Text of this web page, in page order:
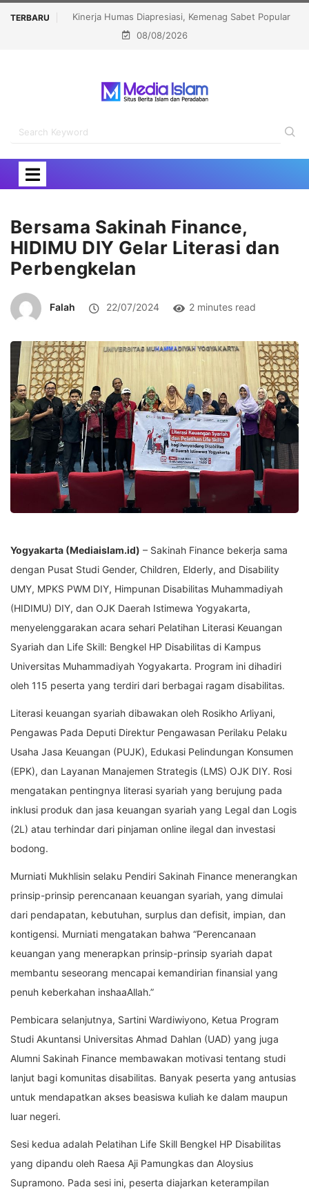
TERBARU
Popular
Menhaj: IKLHI 2026 Bukti Layanan Haji Kian Berkualitas
08/08/2026
Bersama Sakinah Finance,
HIDIMU DIY Gelar Literasi dan
Perbengkelan
Falah 22/07/2024 2 minutes read
Yogyakarta (Mediaislam.id) – Sakinah Finance bekerja sama
dengan Pusat Studi Gender, Children, Elderly, and Disability
UMY, MPKS PWM DIY, Himpunan Disabilitas Muhammadiyah
(HIDIMU) DIY, dan OJK Daerah Istimewa Yogyakarta,
menyelenggarakan acara sehari Pelatihan Literasi Keuangan
Syariah dan Life Skill: Bengkel HP Disabilitas di Kampus
Universitas Muhammadiyah Yogyakarta. Program ini dihadiri
oleh 115 peserta yang terdiri dari berbagai ragam disabilitas.
Literasi keuangan syariah dibawakan oleh Rosikho Arliyani,
Pengawas Pada Deputi Direktur Pengawasan Perilaku Pelaku
Usaha Jasa Keuangan (PUJK), Edukasi Pelindungan Konsumen
(EPK), dan Layanan Manajemen Strategis (LMS) OJK DIY. Rosi
mengatakan pentingnya literasi syariah yang berujung pada
inklusi produk dan jasa keuangan syariah yang Legal dan Logis
(2L) atau terhindar dari pinjaman online ilegal dan investasi
bodong.
Murniati Mukhlisin selaku Pendiri Sakinah Finance menerangkan
prinsip-prinsip perencanaan keuangan syariah, yang dimulai
dari pendapatan, kebutuhan, surplus dan defisit, impian, dan
kontigensi. Murniati mengatakan bahwa “Perencanaan
keuangan yang menerapkan prinsip-prinsip syariah dapat
membantu seseorang mencapai kemandirian finansial yang
penuh keberkahan inshaaAllah.”
Pembicara selanjutnya, Sartini Wardiwiyono, Ketua Program
Studi Akuntansi Universitas Ahmad Dahlan (UAD) yang juga
Alumni Sakinah Finance membawakan motivasi tentang studi
lanjut bagi komunitas disabilitas. Banyak peserta yang antusias
untuk mendapatkan akses beasiswa kuliah ke dalam maupun
luar negeri.
Sesi kedua adalah Pelatihan Life Skill Bengkel HP Disabilitas
yang dipandu oleh Raesa Aji Pamungkas dan Aloysius
Supramono. Pada sesi ini, peserta diajarkan keterampilan